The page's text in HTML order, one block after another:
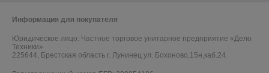
Информация для покупателя
Юридическое лицо: Частное торговое унитарное предприятие «Дело
Техники»
225644, Брестская область г. Лунинец ул. Бохоново,15н,каб.24.